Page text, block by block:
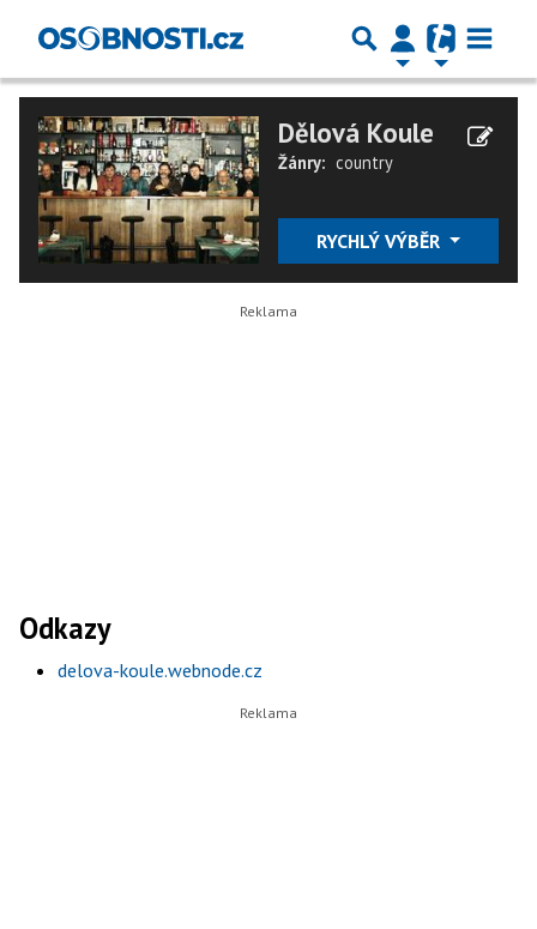
Dělová Koule
Žánry: country
RYCHLÝ VÝBĚR
Odkazy
delova-koule.webnode.cz